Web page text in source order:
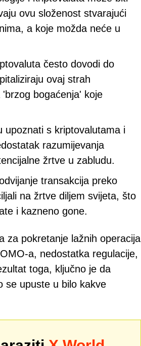
ovu složenost stvarajući
a koje možda neće u
često dovodi do
ovaj strah
bogaćenja' koje
s kriptovalutama i
razumijevanja
žrtve u zabludu.
transakcija preko
na žrtve diljem svijeta, što
i kazneno gone.
za pokretanje lažnih operacija
a, nedostatka regulacije,
toga, ključno je da
se upuste u bilo kakve